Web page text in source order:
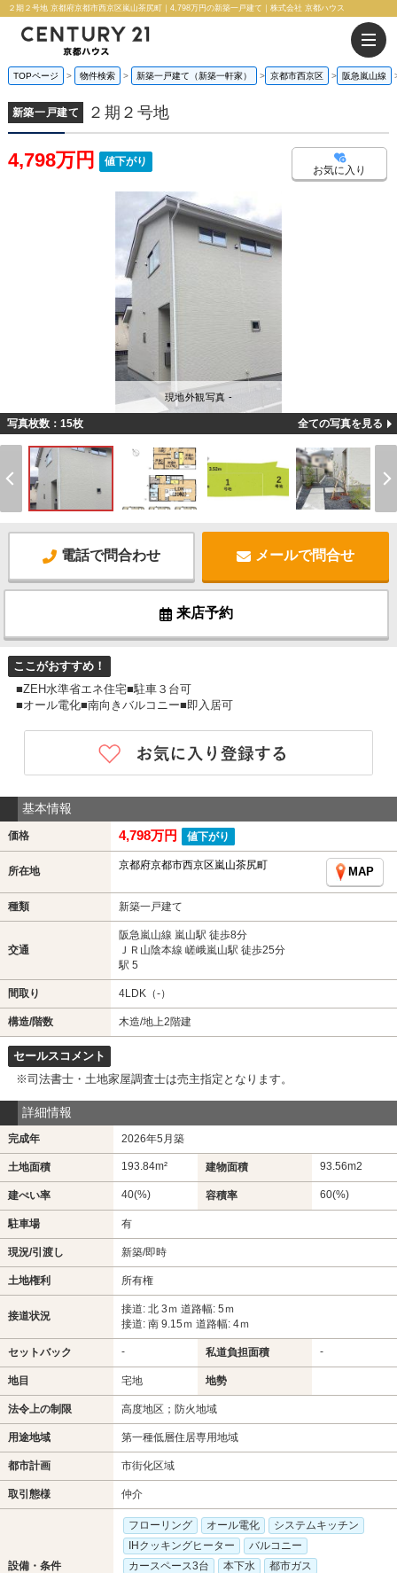
２期２号地 京都府京都市西京区嵐山茶尻町｜4,798万円の新築一戸建て｜株式会社 京都ハウス
TOPページ 物件検索 新築一戸建て（新築一軒家） 京都市西京区 阪急嵐山線
新築一戸建て ２期２号地
4,798万円 値下がり
お気に入り
現地外観写真 -
写真枚数：15枚 全ての写真を見る
電話で問合わせ メールで問合せ
来店予約
ここがおすすめ！
■ZEH水準省エネ住宅■駐車３台可
■オール電化■南向きバルコニー■即入居可
基本情報
価格 4,798万円 値下がり
所在地 京都府京都市西京区嵐山茶尻町
MAP
種類 新築一戸建て
交通
阪急嵐山線 嵐山駅 徒歩8分
ＪＲ山陰本線 嵯峨嵐山駅 徒歩25分
駅 5
間取り 4LDK（-）
構造/階数 木造/地上2階建
セールスコメント
※司法書士・土地家屋調査士は売主指定となります。
詳細情報
完成年 2026年5月築
土地面積 193.84m² 建物面積 93.56m2
建ぺい率 40(%) 容積率 60(%)
駐車場 有
現況/引渡し 新築/即時
土地権利 所有権
接道状況
接道: 北 3ｍ 道路幅: 5ｍ
接道: 南 9.15ｍ 道路幅: 4ｍ
セットバック - 私道負担面積 -
地目 宅地 地勢
法令上の制限 高度地区；防火地域
用途地域 第一種低層住居専用地域
都市計画 市街化区域
取引態様 仲介
設備・条件
フローリング オール電化
システムキッチン
IHクッキングヒーター
バルコニー
カースペース3台
本下水
都市ガス